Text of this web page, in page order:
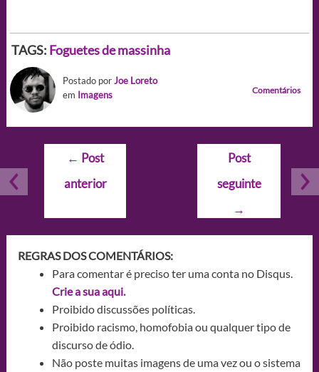
TAGS: Foguetes de massinha
Postado porJoe Loreto
em Imagens Comentários
Navegação
Post
← Post
anterior
Post
seguinte
→
REGRAS DOS COMENTÁRIOS:
Para comentar é preciso ter uma conta no Disqus.
Crie a sua aqui.
Proibido discussões políticas.
Proibido racismo, homofobia ou qualquer tipo de
discurso de ódio.
Não poste muitas imagens de uma vez ou o sistema